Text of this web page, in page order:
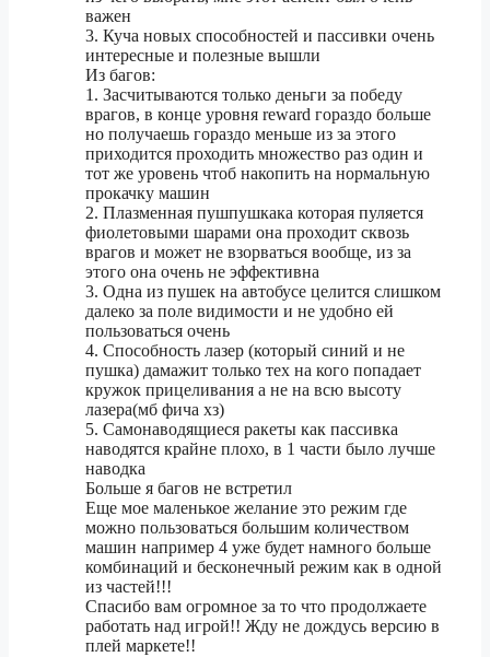
важен
3. Куча новых способностей и пассивки очень
интересные и полезные вышли
Из багов:
1. Засчитываются только деньги за победу
врагов, в конце уровня reward гораздо больше
но получаешь гораздо меньше из за этого
приходится проходить множество раз один и
тот же уровень чтоб накопить на нормальную
прокачку машин
2. Плазменная пушпушкака которая пуляется
фиолетовыми шарами она проходит сквозь
врагов и может не взорваться вообще, из за
этого она очень не эффективна
3. Одна из пушек на автобусе целится слишком
далеко за поле видимости и не удобно ей
пользоваться очень
4. Способность лазер (который синий и не
пушка) дамажит только тех на кого попадает
кружок прицеливания а не на всю высоту
лазера(мб фича хз)
5. Самонаводящиеся ракеты как пассивка
наводятся крайне плохо, в 1 части было лучше
наводка
Больше я багов не встретил
Еще мое маленькое желание это режим где
можно пользоваться большим количеством
машин например 4 уже будет намного больше
комбинаций и бесконечный режим как в одной
из частей!!!
Спасибо вам огромное за то что продолжаете
работать над игрой!! Жду не дождусь версию в
плей маркете!!